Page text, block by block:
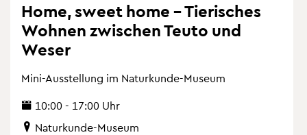
Home, sweet home – Tie­ri­sches
Woh­nen zwi­schen Teuto und
Weser
Mini-Aus­stel­lung im Na­tur­kun­de-Mu­se­um
10:00 - 17:00 Uhr
Na­tur­kun­de-Mu­se­um